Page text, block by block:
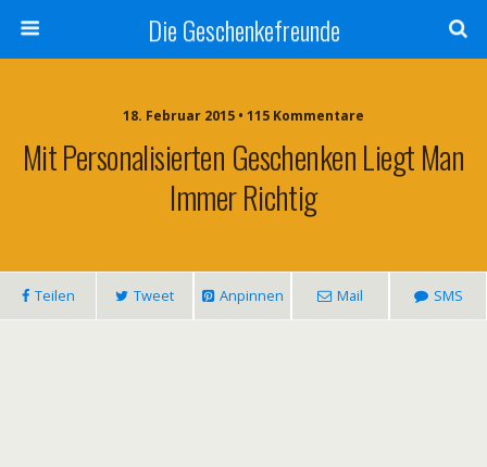
Die Geschenkefreunde
18. Februar 2015 • 115 Kommentare
Mit Personalisierten Geschenken Liegt Man
Immer Richtig
Teilen Tweet Anpinnen Mail SMS